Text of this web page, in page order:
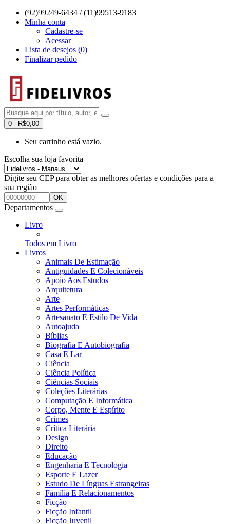
(92)99249-6434 / (11)99513-9183
Minha conta
Cadastre-se
Acessar
Lista de desejos (0)
Finalizar pedido
0 - R$0,00
Seu carrinho está vazio.
Escolha sua loja favorita
Digite seu CEP para obter as melhores ofertas e condições para a
sua região
OK
Departamentos
Livro
Todos em Livro
Livros
Animais De Estimação
Antiguidades E Colecionáveis
Apoio Aos Estudos
Arquitetura
Arte
Artes Performáticas
Artesanato E Estilo De Vida
Autoajuda
Bíblias
Biografia E Autobiografia
Casa E Lar
Ciência
Ciência Política
Ciências Sociais
Coleções Literárias
Computação E Informática
Corpo, Mente E Espírito
Crimes
Crítica Literária
Design
Direito
Educação
Engenharia E Tecnologia
Esporte E Lazer
Estudo De Línguas Estrangeiras
Família E Relacionamentos
Ficção
Ficção Infantil
Ficção Juvenil